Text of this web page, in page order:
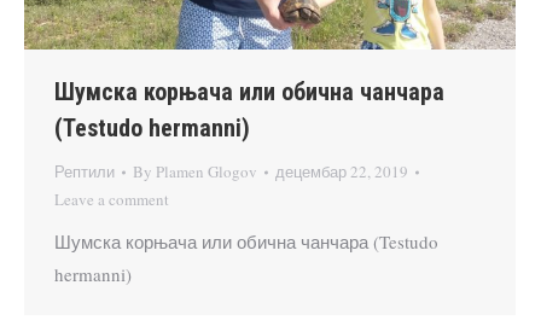
Шумска корњача или обична чанчара
(Testudo hermanni)
Рептили By Plamen Glogov
децембар 22, 2019
Leave a comment
Шумска корњача или обична чанчара (Testudo
hermanni)